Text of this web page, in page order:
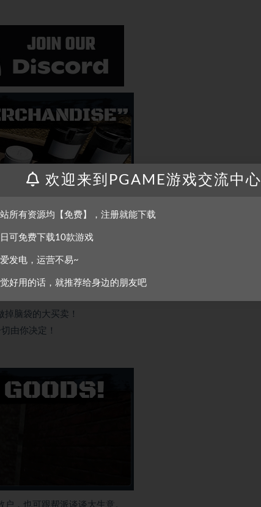
脑袋的大买卖！
由你决定！
，也可跟帮派谈谈大生意。
欢迎来到PGAME游戏交流中心
所有资源均【免费】，注册就能下载
可免费下载10款游戏
发电，运营不易~
好用的话，就推荐给身边的朋友吧